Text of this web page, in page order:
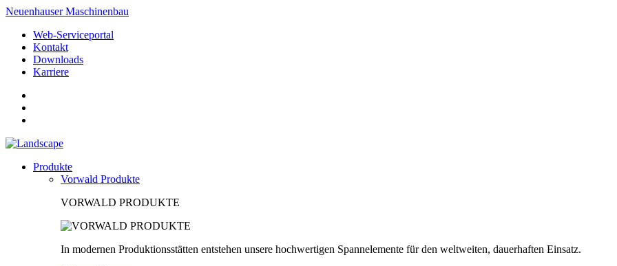
Neuenhauser Maschinenbau
Web-Serviceportal
Kontakt
Downloads
Karriere
Produkte
Vorwald Produkte
VORWALD PRODUKTE
In modernen Produktionsstätten entstehen unsere hochwertigen Spannelemente für den weltweiten, dauerhaften Einsatz.